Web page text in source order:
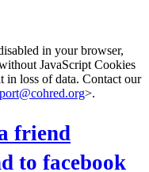
in your browser,
JavaScript Cookies
in loss of data. Contact our
>.